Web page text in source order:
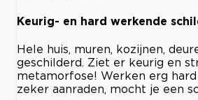
Keurig- en hard werkende
Hele huis, muren, kozijnen,
geschilderd. Ziet er keurig en
metamorfose! Werken erg hard
zeker aanraden, mocht je een